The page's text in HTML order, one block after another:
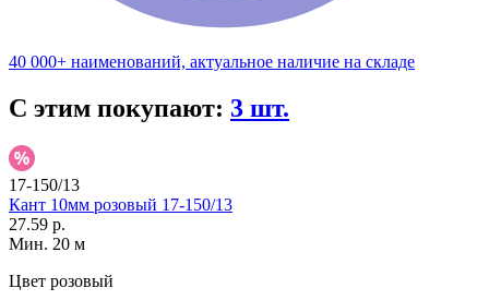
40 000+ наименований, актуальное наличие на складе
С этим покупают: 3 шт.
17-150/13
Кант 10мм розовый 17-150/13
27.59 р.
Мин. 20 м
Цвет розовый